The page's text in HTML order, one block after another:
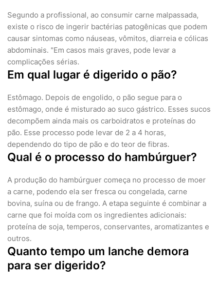
Segundo a profissional, ao consumir carne malpassada,
existe o risco de ingerir bactérias patogênicas que podem
causar sintomas como náuseas, vômitos, diarreia e cólicas
abdominais. "Em casos mais graves, pode levar a
complicações sérias.
Em qual lugar é digerido o pão?
Estômago. Depois de engolido, o pão segue para o
estômago, onde é misturado ao suco gástrico. Esses sucos
decompõem ainda mais os carboidratos e proteínas do
pão. Esse processo pode levar de 2 a 4 horas,
dependendo do tipo de pão e do teor de fibras.
Qual é o processo do hambúrguer?
A produção do hambúrguer começa no processo de moer
a carne, podendo ela ser fresca ou congelada, carne
bovina, suína ou de frango. A etapa seguinte é combinar a
carne que foi moída com os ingredientes adicionais:
proteína de soja, temperos, conservantes, aromatizantes e
outros.
Quanto tempo um lanche demora
para ser digerido?